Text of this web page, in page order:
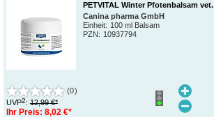
PETVITAL Winter Pfotenbalsam vet.
Canina pharma GmbH
Einheit: 100 ml Balsam
PZN: 10937794
(0)
UVP2: 12,99 €*
Ihr Preis: 8,02 €*